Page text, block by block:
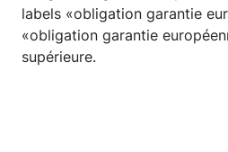
labels «obligation garantie
«obligation garantie
supérieure.